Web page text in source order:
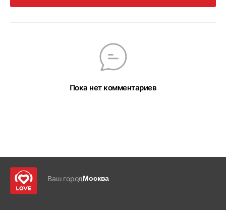
Пока нет комментариев
Ваш городМосква